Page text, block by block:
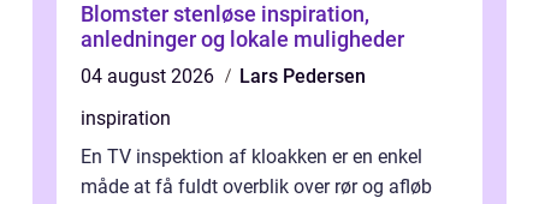
Blomster stenløse inspiration,
anledninger og lokale muligheder
04 august 2026
Lars Pedersen
inspiration
En TV inspektion af kloakken er en enkel
måde at få fuldt overblik over rør og afløb